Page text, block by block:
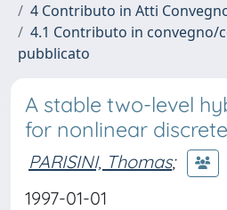
4 Contributo in Atti
4.1 Contributo in convegno/
pubblicato
A stable two-level
for nonlinear
PARISINI, Thomas;
1997-01-01